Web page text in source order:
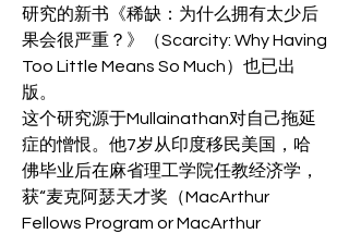
研究的新书《稀缺：为什么拥有太少后
果会很严重？》（Scarcity: Why Having
Too Little Means So Much）也已出
版。
这个研究源于Mullainathan对自己拖延
症的憎恨。他7岁从印度移民美国，哈
佛毕业后在麻省理工学院任教经济学，
获“麦克阿瑟天才奖（MacArthur
Fellows Program or MacArthur